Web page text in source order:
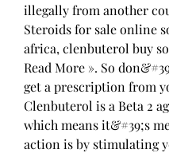
illegally from another
Steroids for sale online
africa, clenbuterol buy
Read More ». So
get a prescription from
Clenbuterol is a Beta 2
which means it&#39;s
action is by stimulating